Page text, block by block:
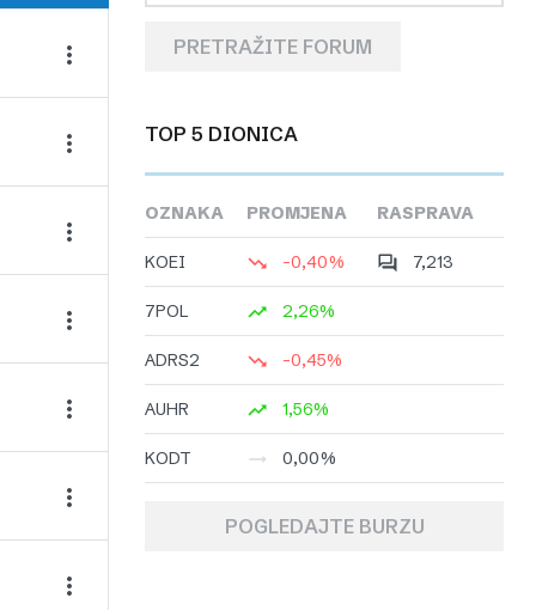
PRETRAŽITE FORUM
TOP 5 DIONICA
OZNAKA PROMJENA RASPRAVA
KOEI -0,40% 7,213
7POL 2,26%
ADRS2 -0,45%
AUHR 1,56%
KODT 0,00%
POGLEDAJTE BURZU